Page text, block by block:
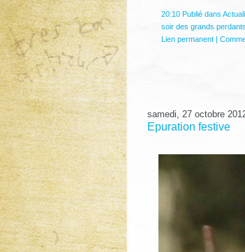
20:10 Publié dans
soir des grands perdants
Lien permanent|
samedi, 27 octobre
Epuration festive